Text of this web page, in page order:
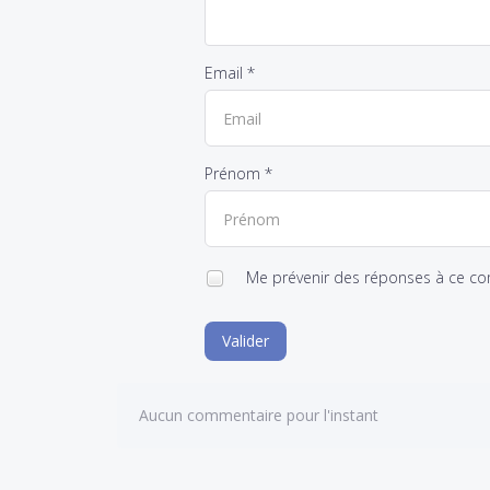
Email *
Prénom *
Me prévenir des réponses à ce
Valider
Aucun commentaire pour l'instant